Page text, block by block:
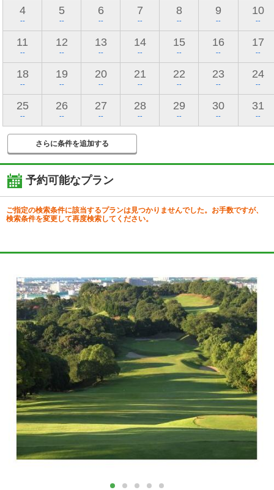
4
--
5
--
6
--
7
--
8
--
9
--
10
--
11
--
12
--
13
--
14
--
15
--
16
--
17
--
18
--
19
--
20
--
21
--
22
--
23
--
24
--
25
--
26
--
27
--
28
--
29
--
30
--
31
--
さらに条件を追加する
予約可能なプラン
ご指定の検索条件に該当するプランは見つかりませんでした。お手数ですが、
検索条件を変更して再度検索してください。